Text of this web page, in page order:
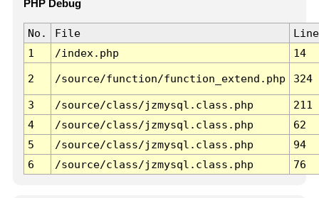
PHP Debug
No. File
Line
1
/index.php 14
2 /source/function/function_extend.php 324
3 /source/class/jzmysql.class.php
211
4
/source/class/jzmysql.class.php
62
5
/source/class/jzmysql.class.php
94
6
/source/class/jzmysql.class.php 76